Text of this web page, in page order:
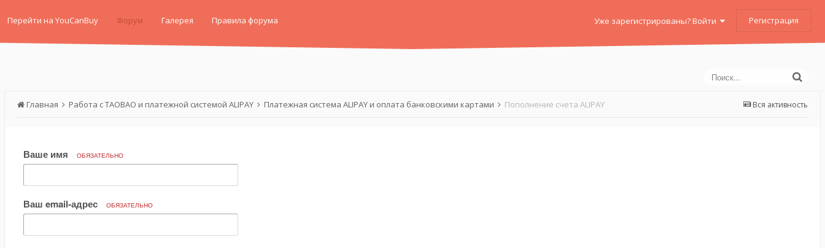
Перейти на YouCanBuy Форум Галерея Правила форума Уже зарегистрированы? Войти Регистрация
Вся активность
Главная Работа с TAOBAO и платежной системой ALIPAY Платежная система ALIPAY и оплата банковскими картами Пополнение счета ALIPAY
Ваше имя ОБЯЗАТЕЛЬНО
Ваш email-адрес ОБЯЗАТЕЛЬНО